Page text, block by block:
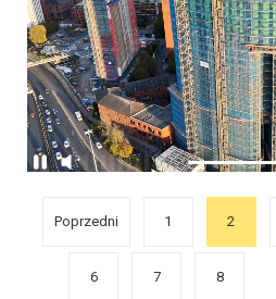
Poprzedni 1 2
6 7
8